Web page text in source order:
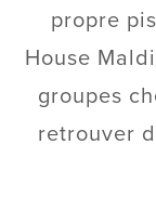
propre
House
groupes
retrouver